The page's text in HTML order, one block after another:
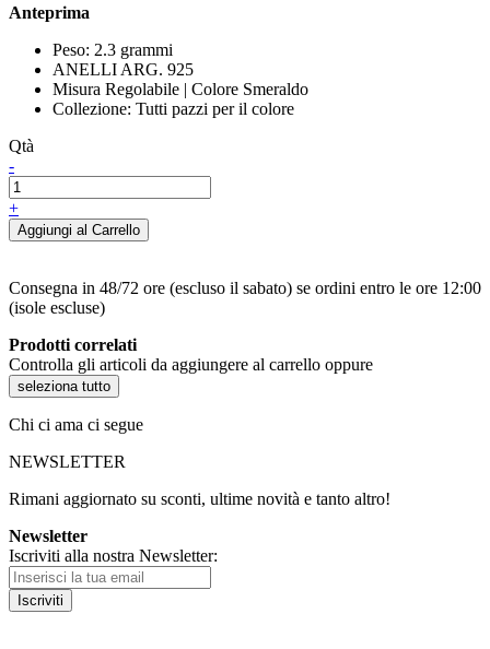
Anteprima
Peso: 2.3 grammi
ANELLI ARG. 925
Misura Regolabile | Colore Smeraldo
Collezione: Tutti pazzi per il colore
Qtà
-
+
Aggiungi al Carrello
Consegna in 48/72 ore (escluso il sabato) se ordini entro le ore 12:00
(isole escluse)
Prodotti correlati
Controlla gli articoli da aggiungere al carrello oppure
seleziona tutto
Chi ci ama ci segue
NEWSLETTER
Rimani aggiornato su sconti, ultime novità e tanto altro!
Newsletter
Iscriviti alla nostra Newsletter:
Iscriviti